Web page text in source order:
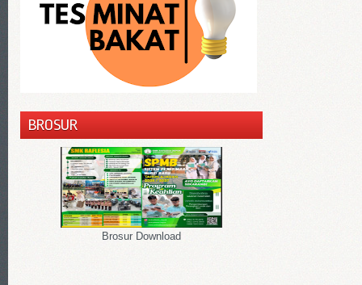
BROSUR
Brosur Download